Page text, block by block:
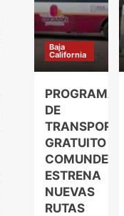
Baja
California
PROGRAMA
DE
TRANSPORTE
GRATUITO
COMUNDER
ESTRENA
NUEVAS
RUTAS